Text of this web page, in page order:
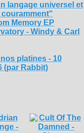
langage universel et
couramment"
Memory EP
- Windy & Carl
platines - 10
(par Rabbit)